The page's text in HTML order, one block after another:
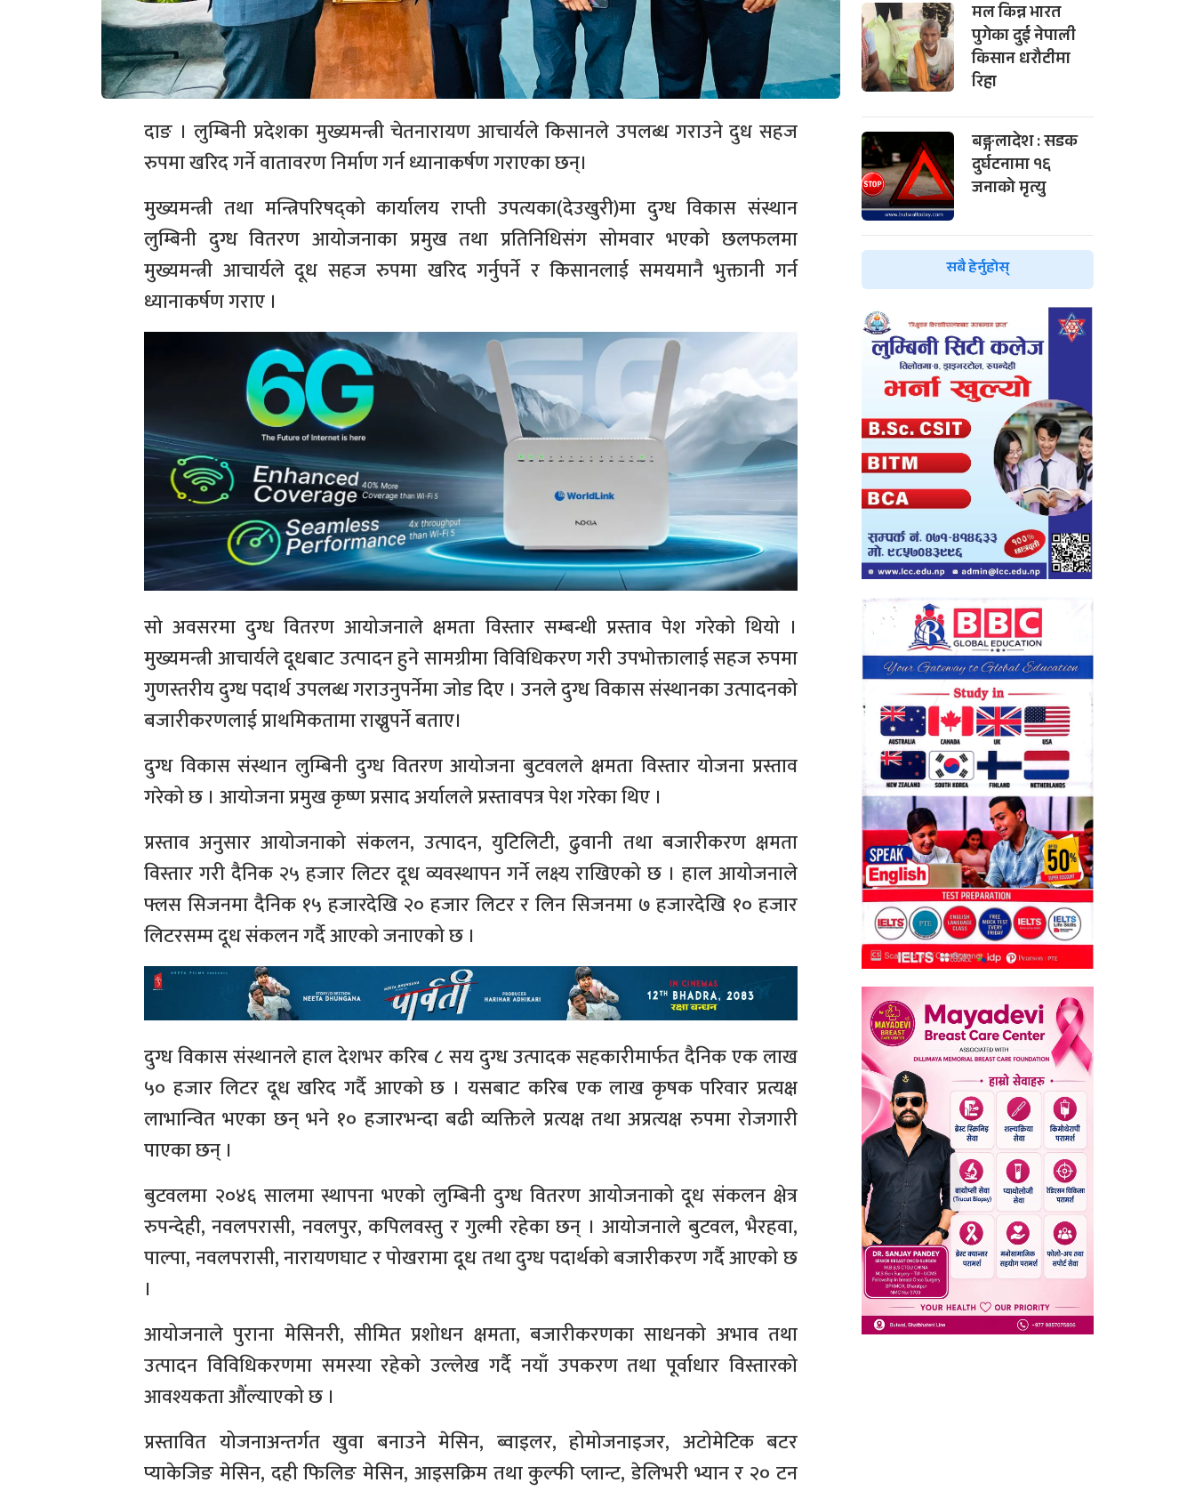
दाङ । लुम्बिनी प्रदेशका मुख्यमन्त्री चेतनारायण आचार्यले किसानले उपलब्ध गराउने दुध सहज
रुपमा खरिद गर्ने वातावरण निर्माण गर्न ध्यानाकर्षण गराएका छन्।
मुख्यमन्त्री तथा मन्त्रिपरिषद्को कार्यालय राप्ती उपत्यका(देउखुरी)मा दुग्ध विकास संस्थान
लुम्बिनी दुग्ध वितरण आयोजनाका प्रमुख तथा प्रतिनिधिसंग सोमवार भएको छलफलमा
मुख्यमन्त्री आचार्यले दूध सहज रुपमा खरिद गर्नुपर्ने र किसानलाई समयमानै भुक्तानी गर्न
ध्यानाकर्षण गराए ।
सो अवसरमा दुग्ध वितरण आयोजनाले क्षमता विस्तार सम्बन्धी प्रस्ताव पेश गरेको थियो ।
मुख्यमन्त्री आचार्यले दूधबाट उत्पादन हुने सामग्रीमा विविधिकरण गरी उपभोक्तालाई सहज रुपमा
गुणस्तरीय दुग्ध पदार्थ उपलब्ध गराउनुपर्नेमा जोड दिए । उनले दुग्ध विकास संस्थानका उत्पादनको
बजारीकरणलाई प्राथमिकतामा राख्नुपर्ने बताए।
दुग्ध विकास संस्थान लुम्बिनी दुग्ध वितरण आयोजना बुटवलले क्षमता विस्तार योजना प्रस्ताव
गरेको छ । आयोजना प्रमुख कृष्ण प्रसाद अर्यालले प्रस्तावपत्र पेश गरेका थिए ।
प्रस्ताव अनुसार आयोजनाको संकलन, उत्पादन, युटिलिटी, ढुवानी तथा बजारीकरण क्षमता
विस्तार गरी दैनिक २५ हजार लिटर दूध व्यवस्थापन गर्ने लक्ष्य राखिएको छ । हाल आयोजनाले
फ्लस सिजनमा दैनिक १५ हजारदेखि २० हजार लिटर र लिन सिजनमा ७ हजारदेखि १० हजार
लिटरसम्म दूध संकलन गर्दै आएको जनाएको छ ।
दुग्ध विकास संस्थानले हाल देशभर करिब ८ सय दुग्ध उत्पादक सहकारीमार्फत दैनिक एक लाख
५० हजार लिटर दूध खरिद गर्दै आएको छ । यसबाट करिब एक लाख कृषक परिवार प्रत्यक्ष
लाभान्वित भएका छन् भने १० हजारभन्दा बढी व्यक्तिले प्रत्यक्ष तथा अप्रत्यक्ष रुपमा रोजगारी
पाएका छन् ।
बुटवलमा २०४६ सालमा स्थापना भएको लुम्बिनी दुग्ध वितरण आयोजनाको दूध संकलन क्षेत्र
रुपन्देही, नवलपरासी, नवलपुर, कपिलवस्तु र गुल्मी रहेका छन् । आयोजनाले बुटवल, भैरहवा,
पाल्पा, नवलपरासी, नारायणघाट र पोखरामा दूध तथा दुग्ध पदार्थको बजारीकरण गर्दै आएको छ
।
आयोजनाले पुराना मेसिनरी, सीमित प्रशोधन क्षमता, बजारीकरणका साधनको अभाव तथा
उत्पादन विविधिकरणमा समस्या रहेको उल्लेख गर्दै नयाँ उपकरण तथा पूर्वाधार विस्तारको
आवश्यकता औंल्याएको छ ।
प्रस्तावित योजनाअन्तर्गत खुवा बनाउने मेसिन, ब्वाइलर, होमोजनाइजर, अटोमेटिक बटर
प्याकेजिङ मेसिन, दही फिलिङ मेसिन, आइसक्रिम तथा कुल्फी प्लान्ट, डेलिभरी भ्यान र २० टन
मल किन्न भारत
पुगेका दुई नेपाली
किसान धरौटीमा
रिहा
बङ्गलादेश : सडक
दुर्घटनामा १६
जनाको मृत्यु
सबै हेर्नुहोस्